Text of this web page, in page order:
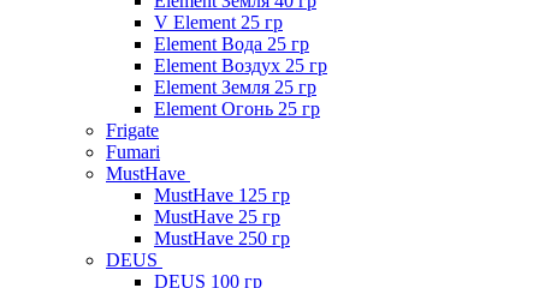
V Element 25 гр
Element Вода 25 гр
Element Воздух 25 гр
Element Земля 25 гр
Element Огонь 25 гр
Frigate
Fumari
MustHave
MustHave 125 гр
MustHave 25 гр
MustHave 250 гр
DEUS
DEUS 100 гр